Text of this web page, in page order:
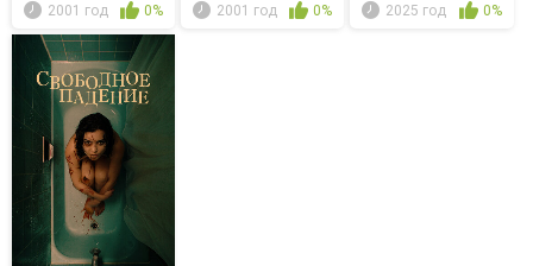
2001 год 0% 2001 год 0% 2025 год 0%